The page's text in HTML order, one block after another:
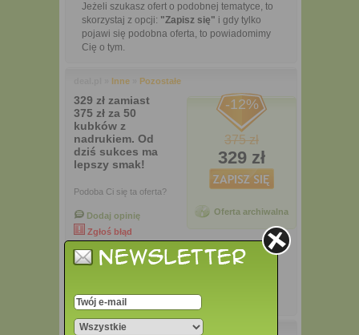
Jeżeli szukasz ofert o podobnej tematyce, to
skorzystaj z opcji: "Zapisz się" i gdy tylko
pojawi się podobna oferta, to powiadomimy
Cię o tym.
Inne Pozostałe
329 zł zamiast
375 zł za 50
kubków z
nadrukiem. Od
dziś sukces ma
lepszy smak!
Podoba Ci się ta oferta?
Dodaj opinię
Zgłoś błąd
100%
-12%
375 zł
329 zł
Oferta archiwalna